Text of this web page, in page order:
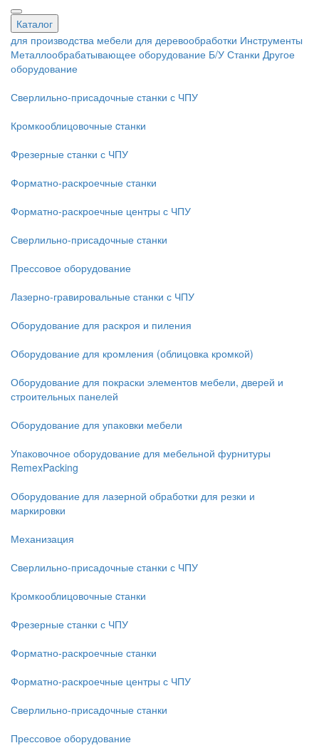
Каталог
для производства мебели для деревообработки Инструменты
Металлообрабатывающее оборудование Б/У Станки Другое
оборудование
Сверлильно-присадочные станки с ЧПУ
Кромкооблицовочные cтанки
Фрезерные станки с ЧПУ
Форматно-раскроечные станки
Форматно-раскроечные центры с ЧПУ
Сверлильно-присадочные станки
Прессовое оборудование
Лазерно-гравировальные станки с ЧПУ
Оборудование для раскроя и пиления
Оборудование для кромления (облицовка кромкой)
Оборудование для покраски элементов мебели, дверей и
строительных панелей
Оборудование для упаковки мебели
Упаковочное оборудование для мебельной фурнитуры
RemexPacking
Оборудование для лазерной обработки для резки и
маркировки
Механизация
Сверлильно-присадочные станки с ЧПУ
Кромкооблицовочные cтанки
Фрезерные станки с ЧПУ
Форматно-раскроечные станки
Форматно-раскроечные центры с ЧПУ
Сверлильно-присадочные станки
Прессовое оборудование